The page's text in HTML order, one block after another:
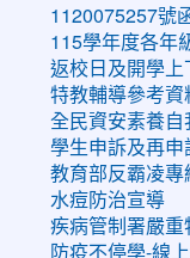
1120075257號
115學年度各年
返校日及開學上
特教輔導參考資
全民資安素養自
學生申訴及再申
教育部反霸凌專
水痘防治宣導
疾病管制署嚴重
防疫不停學-線